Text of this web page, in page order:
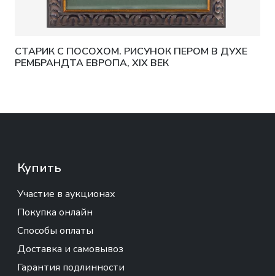
СТАРИК С ПОСОХОМ. РИСУНОК ПЕРОМ В ДУХЕ
РЕМБРАНДТА ЕВРОПА, XIX ВЕК
Купить
Участие в аукционах
Покупка онлайн
Способы оплаты
Доставка и самовывоз
Гарантия подлинности